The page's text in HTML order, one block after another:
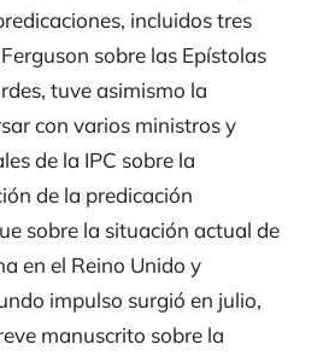
incluidos tres
sobre las Epístolas
tuve asimismo la
con varios ministros y
de la IPC sobre la
de la predicación
sobre la situación actual de
en el Reino Unido y
impulso surgió en julio,
manuscrito sobre la